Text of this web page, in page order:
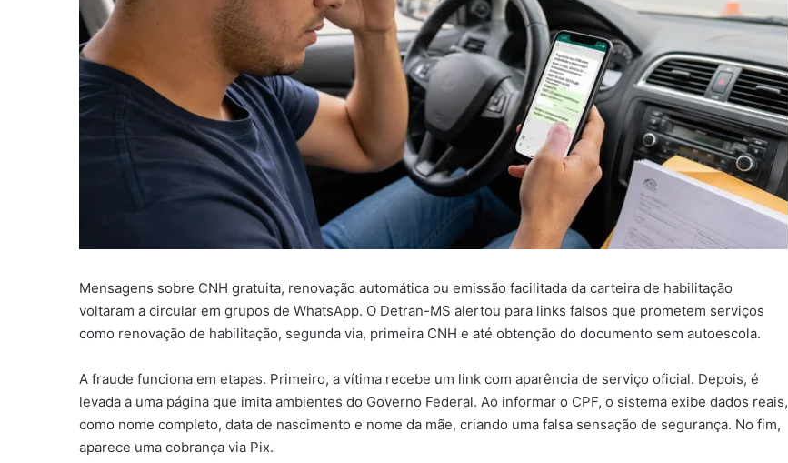
Mensagens sobre CNH gratuita, renovação automática ou emissão facilitada da carteira de habilitação
voltaram a circular em grupos de WhatsApp. O Detran-MS alertou para links falsos que prometem serviços
como renovação de habilitação, segunda via, primeira CNH e até obtenção do documento sem autoescola.
A fraude funciona em etapas. Primeiro, a vítima recebe um link com aparência de serviço oficial. Depois, é
levada a uma página que imita ambientes do Governo Federal. Ao informar o CPF, o sistema exibe dados reais,
como nome completo, data de nascimento e nome da mãe, criando uma falsa sensação de segurança. No fim,
aparece uma cobrança via Pix.